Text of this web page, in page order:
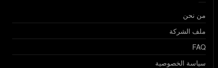
من نحن
ملف الشركة
FAQ
سياسة الخصوصية